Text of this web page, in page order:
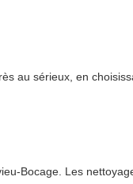
au sérieux, en
Bocage. Les